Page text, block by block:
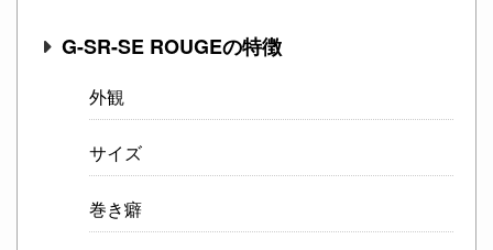
G-SR-SE ROUGEの特徴
外観
サイズ
巻き癖